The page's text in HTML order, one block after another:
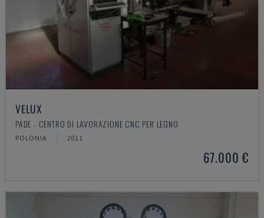
VELUX
PADE - CENTRO DI LAVORAZIONE CNC PER LEGNO
POLONIA 2011
67.000 €